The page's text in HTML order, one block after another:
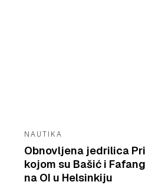
NAUTIKA
Obnovljena jedrilica
kojom su Bašić i
na OI u Helsinkiju